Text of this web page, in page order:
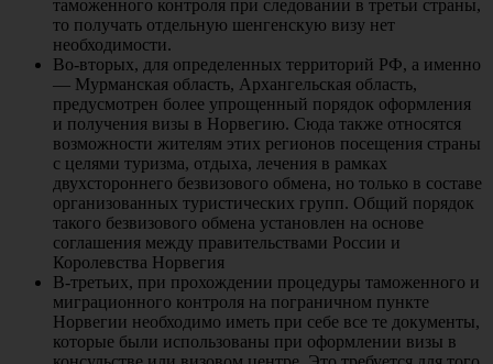
таможенного контроля при следовании в третьи страны,
то получать отдельную шенгенскую визу нет
необходимости.
Во-вторых, для определенных территорий РФ, а именно
— Мурманская область, Архангельская область,
предусмотрен более упрощенный порядок оформления
и получения визы в Норвегию. Сюда также относятся
возможности жителям этих регионов посещения страны
с целями туризма, отдыха, лечения в рамках
двухстороннего безвизового обмена, но только в составе
организованных туристических групп. Общий порядок
такого безвизового обмена установлен на основе
соглашения между правительствами России и
Королевства Норвегия
В-третьих, при прохождении процедуры таможенного и
миграционного контроля на пограничном пункте
Норвегии необходимо иметь при себе все те документы,
которые были использованы при оформлении визы в